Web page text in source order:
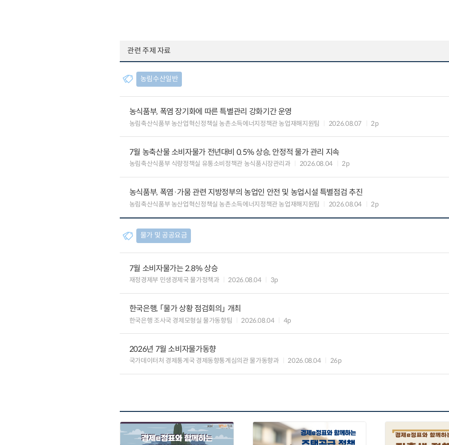
관련 주제 자료
농림수산일반
농식품부, 폭염 장기화에 따른 특별관리 강화기간 운영
농림축산식품부 농산업혁신정책실 농촌소득에너지정책관 농업재해지원팀 2026.08.07 2p
7월 농축산물 소비자물가 전년대비 0.5% 상승, 안정적 물가 관리 지속
농림축산식품부 식량정책실 유통소비정책관 농식품시장관리과 2026.08.04 2p
농식품부, 폭염·가뭄 관련 지방정부의 농업인 안전 및 농업시설 특별점검 추진
농림축산식품부 농산업혁신정책실 농촌소득에너지정책관 농업재해지원팀 2026.08.04 2p
물가 및 공공요금
7월 소비자물가는 2.8% 상승
재정경제부 민생경제국 물가정책과 2026.08.04 3p
한국은행, 「물가 상황 점검회의」 개최
한국은행 조사국 경제모형실 물가동향팀 2026.08.04 4p
2026년 7월 소비자물가동향
국가데이터처 경제통계국 경제동향통계심의관 물가동향과 2026.08.04 26p